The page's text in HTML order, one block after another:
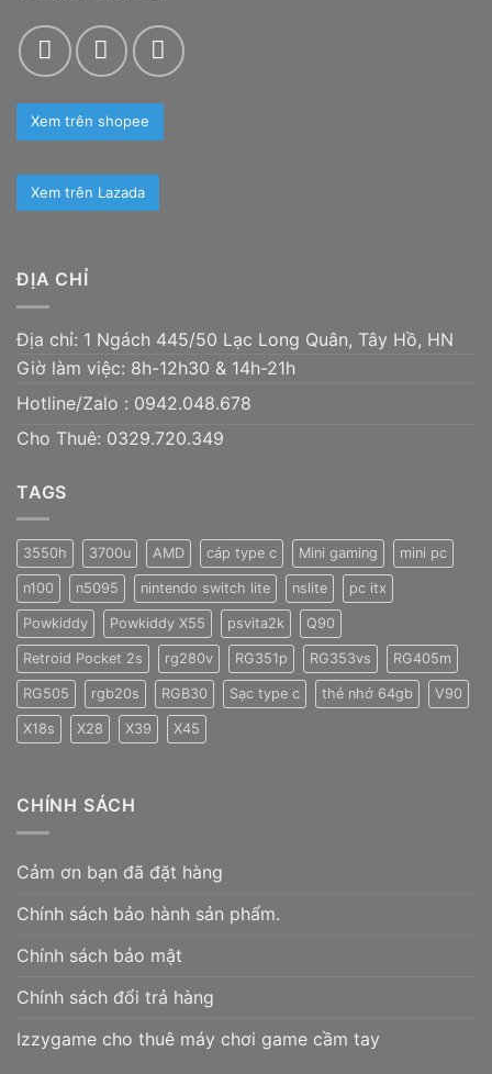
Xem trên shopee
Xem trên Lazada
ĐỊA CHỈ
Địa chỉ: 1 Ngách 445/50 Lạc Long Quân, Tây Hồ, HN
Giờ làm việc: 8h-12h30 & 14h-21h
Hotline/Zalo : 0942.048.678
Cho Thuê: 0329.720.349
TAGS
3550h 3700u AMD cáp type c Mini gaming mini pc
n100 n5095 nintendo switch lite nslite pc itx
Powkiddy Powkiddy X55 psvita2k Q90
Retroid Pocket 2s rg280v RG351p RG353vs RG405m
RG505 rgb20s RGB30 Sạc type c thẻ nhớ 64gb V90
X18s X28 X39 X45
CHÍNH SÁCH
Cảm ơn bạn đã đặt hàng
Chính sách bảo hành sản phẩm.
Chính sách bảo mật
Chính sách đổi trả hàng
Izzygame cho thuê máy chơi game cầm tay